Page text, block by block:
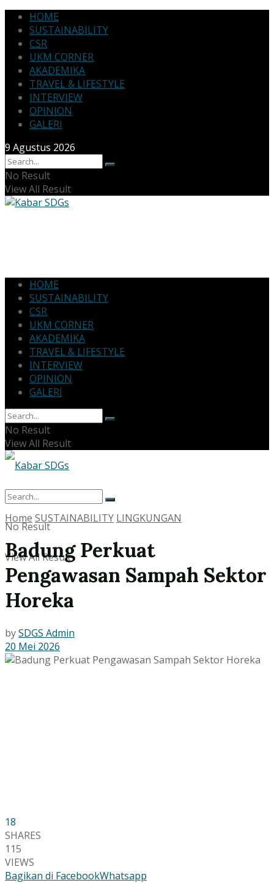
HOME
SUSTAINABILITY
CSR
UKM CORNER
AKADEMIKA
TRAVEL & LIFESTYLE
INTERVIEW
OPINION
GALERI
9 Agustus 2026
No Result
View All Result
HOME
SUSTAINABILITY
CSR
UKM CORNER
AKADEMIKA
TRAVEL & LIFESTYLE
INTERVIEW
OPINION
GALERI
No Result
View All Result
No Result
View All Result
Home SUSTAINABILITY LINGKUNGAN
Badung Perkuat
Pengawasan Sampah Sektor
Horeka
bySDGS Admin
20 Mei 2026
18
SHARES
115
VIEWS
Bagikan di FacebookWhatsapp